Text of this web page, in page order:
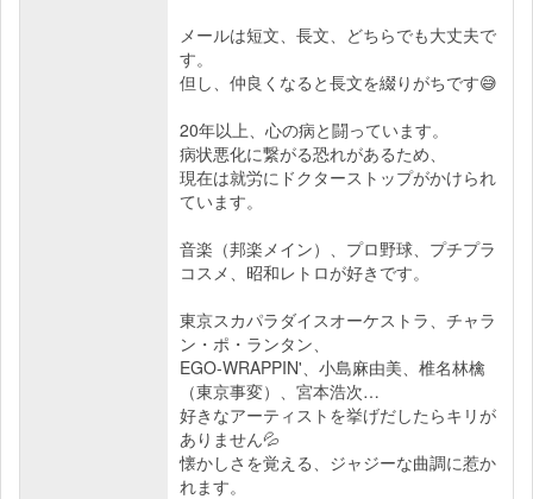
メールは短文、長文、どちらでも大丈夫で
す。
但し、仲良くなると長文を綴りがちです😅
20年以上、心の病と闘っています。
病状悪化に繋がる恐れがあるため、
現在は就労にドクターストップがかけられ
ています。
音楽（邦楽メイン）、プロ野球、プチプラ
コスメ、昭和レトロが好きです。
東京スカパラダイスオーケストラ、チャラ
ン・ポ・ランタン、
EGO-WRAPPIN'、小島麻由美、椎名林檎
（東京事変）、宮本浩次…
好きなアーティストを挙げだしたらキリが
ありません💦
懐かしさを覚える、ジャジーな曲調に惹か
れます。